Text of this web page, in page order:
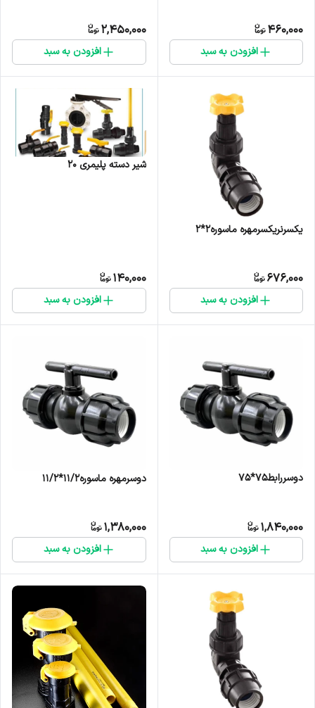
460,000
افزودن به سبد
2,450,000
افزودن به سبد
یکسرنریکسرمهره ماسوره۲*۲
676,000
افزودن به سبد
شیر دسته پلیمری 20
140,000
افزودن به سبد
دوسررابط۷۵*۷۵
1,840,000
افزودن به سبد
دوسرمهره ماسوره۱۱/۲*۱۱/۲
1,380,000
افزودن به سبد